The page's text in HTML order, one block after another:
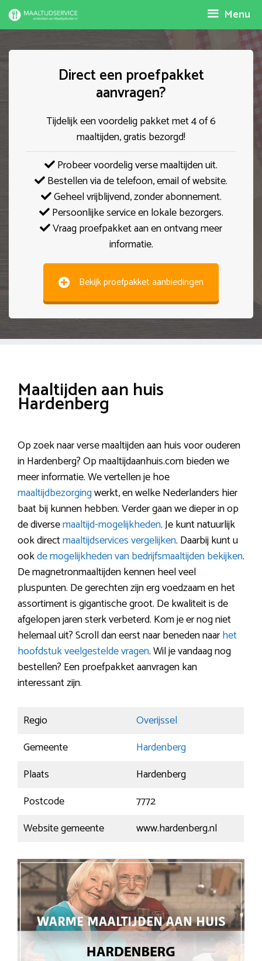
Spring
naar
Menu
Direct een proefpakket
aanvragen?
Tijdelijk een voordelig pakket met 4 of 6
maaltijden, gratis bezorgd!
Probeer voordelig verse maaltijden uit.
Bestellen via de telefoon, email of website.
Geheel vrijblijvend, zonder abonnement.
Persoonlijke service en lokale bezorgers.
Vraag proefpakket aan en ontvang meer
informatie.
Bekijk proefpakket aanbiedingen
Maaltijden aan huis
Hardenberg
Op zoek naar verse maaltijden aan huis voor ouderen
in Hardenberg? Op maaltijdaanhuis.com bieden we
meer informatie. We vertellen je hoe
maaltijdbezorgingwerkt, en welke Nederlanders hier
baat bij kunnen hebben. Verder gaan we dieper in op
de diversemaaltijd-mogelijkheden. Je kunt natuurlijk
ook directmaaltijdservices vergelijken. Daarbij kunt u
ookde mogelijkheden van bedrijfsmaaltijden bekijken.
De magnetronmaaltijden kennen heel veel
pluspunten. De gerechten zijn erg voedzaam en het
assortiment is gigantische groot. De kwaliteit is de
afgelopen jaren sterk verbeterd. Kom je er nog niet
helemaal uit? Scroll dan eerst naar beneden naarhet
hoofdstuk veelgestelde vragen. Wil je vandaag nog
bestellen? Een proefpakket aanvragen kan
interessant zijn.
Regio
Overijssel
Gemeente
Hardenberg
Plaats
Hardenberg
Postcode
7772
Website gemeente
www.hardenberg.nl